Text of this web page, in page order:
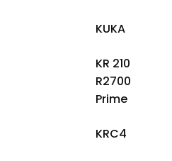
KUKA
KR 210
R2700
Prime
KRC4